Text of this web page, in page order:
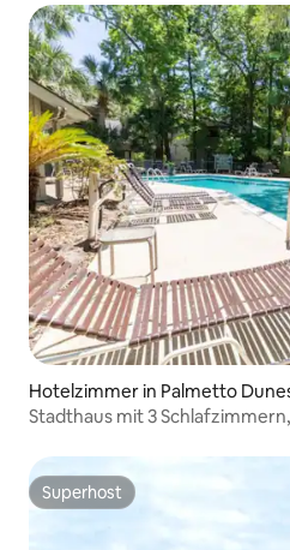
Hotelzimmer in Palmetto
Stadthaus mit 3
Superhost
Superhost